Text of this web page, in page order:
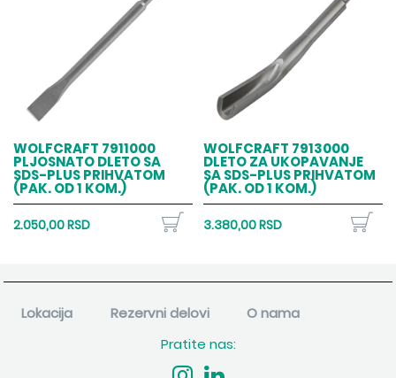
WOLFCRAFT 7911000
PLJOSNATO DLETO SA
SDS-PLUS PRIHVATOM
(PAK. OD 1 KOM.)
2.050,00 RSD
WOLFCRAFT 7913000
DLETO ZA UKOPAVANJE
SA SDS-PLUS PRIHVATOM
(PAK. OD 1 KOM.)
3.380,00 RSD
Lokacija Rezervni delovi
O nama
Pratite nas: